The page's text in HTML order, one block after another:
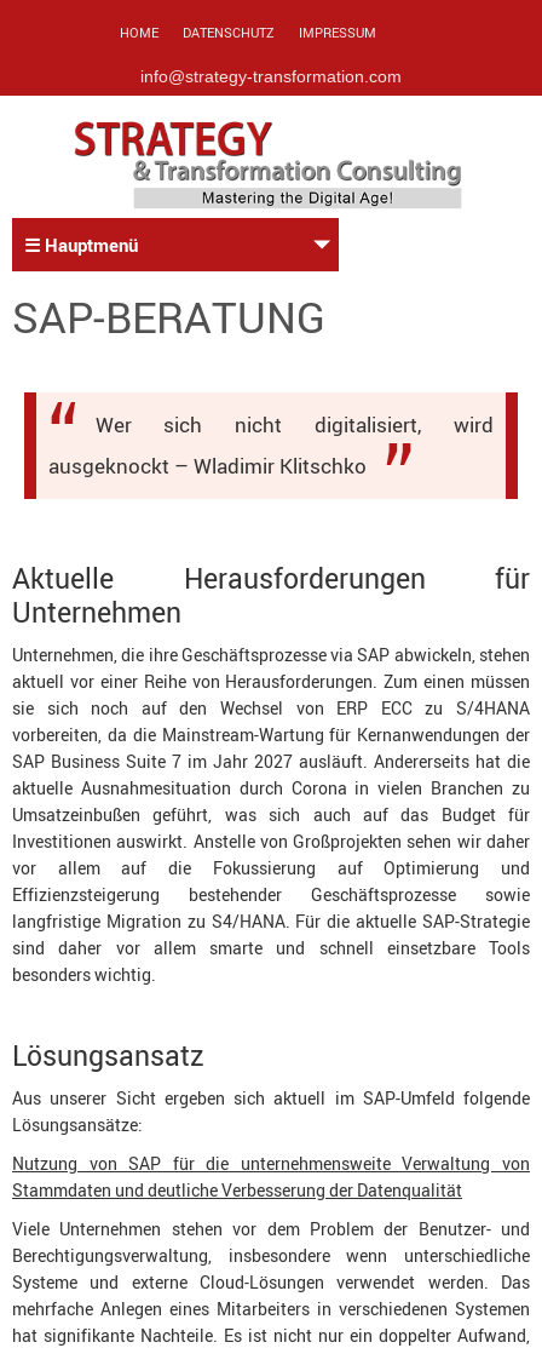
HOME DATENSCHUTZ IMPRESSUM
info@strategy-transformation.com
☰ Hauptmenü
SAP-BERATUNG
Wer sich nicht digitalisiert, wird
ausgeknockt – Wladimir Klitschko
Aktuelle Herausforderungen für
Unternehmen
Unternehmen, die ihre Geschäftsprozesse via SAP abwickeln, stehen
aktuell vor einer Reihe von Herausforderungen. Zum einen müssen
sie sich noch auf den Wechsel von ERP ECC zu S/4HANA
vorbereiten, da die Mainstream-Wartung für Kernanwendungen der
SAP Business Suite 7 im Jahr 2027 ausläuft. Andererseits hat die
aktuelle Ausnahmesituation durch Corona in vielen Branchen zu
Umsatzeinbußen geführt, was sich auch auf das Budget für
Investitionen auswirkt. Anstelle von Großprojekten sehen wir daher
vor allem auf die Fokussierung auf Optimierung und
Effizienzsteigerung bestehender Geschäftsprozesse sowie
langfristige Migration zu S4/HANA. Für die aktuelle SAP-Strategie
sind daher vor allem smarte und schnell einsetzbare Tools
besonders wichtig.
Lösungsansatz
Aus unserer Sicht ergeben sich aktuell im SAP-Umfeld folgende
Lösungsansätze:
Nutzung von SAP für die unternehmensweite Verwaltung von
Stammdaten und deutliche Verbesserung der Datenqualität
Viele Unternehmen stehen vor dem Problem der Benutzer- und
Berechtigungsverwaltung, insbesondere wenn unterschiedliche
Systeme und externe Cloud-Lösungen verwendet werden. Das
mehrfache Anlegen eines Mitarbeiters in verschiedenen Systemen
hat signifikante Nachteile. Es ist nicht nur ein doppelter Aufwand,